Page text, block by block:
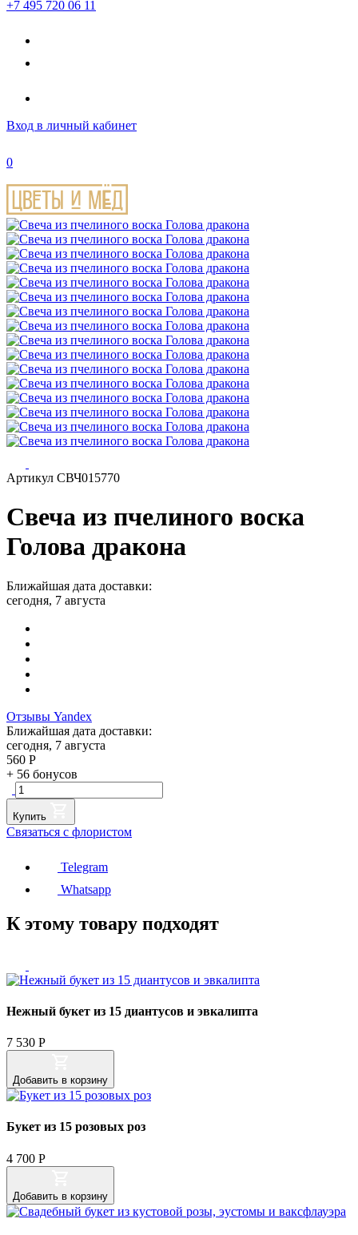
+7 495 720 06 11
Вход в личный кабинет
0
Артикул СВЧ015770
Свеча из пчелиного воска
Голова дракона
Ближайшая дата доставки:
сегодня, 7 августа
Отзывы Yandex
Ближайшая дата доставки:
сегодня, 7 августа
560 Р
+ 56 бонусов
Купить
Связаться с флористом
Telegram
Whatsapp
К этому товару подходят
Нежный букет из 15 диантусов и эвкалипта
7 530 Р
Добавить в корзину
Букет из 15 розовых роз
4 700 Р
Добавить в корзину